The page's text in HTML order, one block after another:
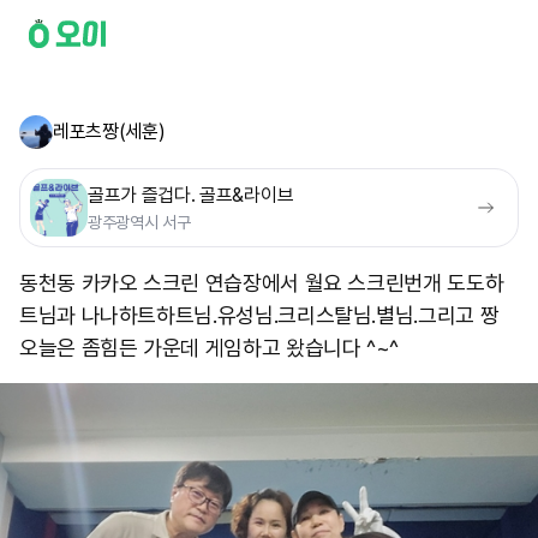
레포츠짱(세훈)
골프가 즐겁다. 골프&라이브
광주광역시 서구
동천동 카카오 스크린 연습장에서 월요 스크린번개 도도하
트님과 나나하트하트님.유성님.크리스탈님.별님.그리고 짱
오늘은 좀힘든 가운데 게임하고 왔습니다 ^~^